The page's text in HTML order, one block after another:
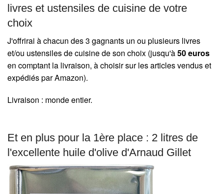
livres et ustensiles de cuisine de votre
choix
J'offrirai à chacun des 3 gagnants un ou plusieurs livres
et/ou ustensiles de cuisine de son choix (jusqu'à50 euros
en comptant la livraison, à choisir sur les articles vendus et
expédiés par Amazon).
Livraison : monde entier.
Et en plus pour la 1ère place : 2 litres de
l'excellente huile d'olive d'Arnaud Gillet